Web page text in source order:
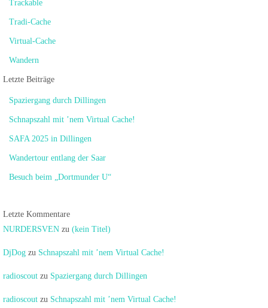
Trackable
Tradi-Cache
Virtual-Cache
Wandern
Letzte Beiträge
Spaziergang durch Dillingen
Schnapszahl mit ’nem Virtual Cache!
SAFA 2025 in Dillingen
Wandertour entlang der Saar
Besuch beim „Dortmunder U“
Letzte Kommentare
NURDERSVEN zu (kein Titel)
DjDog zu Schnapszahl mit ’nem Virtual Cache!
radioscout zu Spaziergang durch Dillingen
radioscout zu Schnapszahl mit ’nem Virtual Cache!